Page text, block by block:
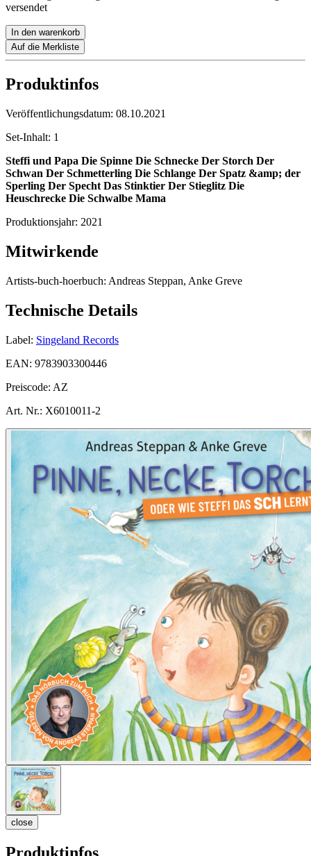
versendet
In den warenkorb
Auf die Merkliste
Produktinfos
Veröffentlichungsdatum: 08.10.2021
Set-Inhalt: 1
Steffi und Papa Die Spinne Die Schnecke Der Storch Der
Schwan Der Schmetterling Die Schlange Der Spatz &amp; der
Sperling Der Specht Das Stinktier Der Stieglitz Die
Heuschrecke Die Schwalbe Mama
Produktionsjahr: 2021
Mitwirkende
Artists-buch-hoerbuch: Andreas Steppan, Anke Greve
Technische Details
Label: Singeland Records
EAN: 9783903300446
Preiscode: AZ
Art. Nr.: X6010011-2
close